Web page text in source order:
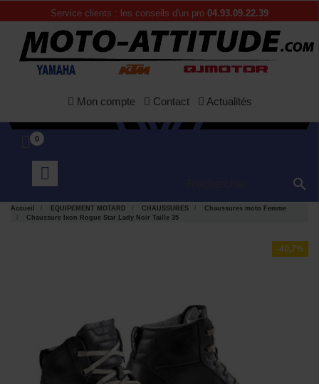
Service clients : les conseils d'un pro 04.93.09.22.39
Mon compte Contact Actualités
0

Accueil EQUIPEMENT MOTARD CHAUSSURES
Chaussures moto Femme
Chaussure Ixon Rogue Star Lady Noir Taille 35
-40,7%